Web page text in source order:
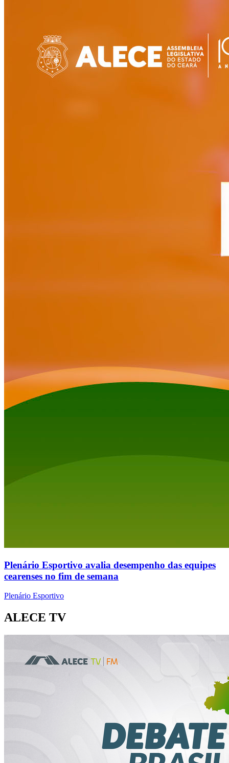
Plenário Esportivo avalia desempenho das equipes
cearenses no fim de semana
Plenário Esportivo
ALECE TV